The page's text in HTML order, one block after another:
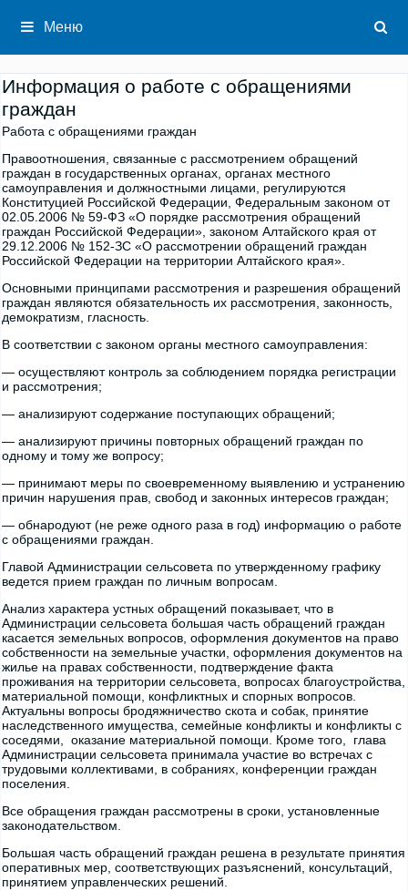
содержимому
Меню
Информация о работе с обращениями
граждан
Работа с обращениями граждан
Правоотношения, связанные с рассмотрением обращений
граждан в государственных органах, органах местного
самоуправления и должностными лицами, регулируются
Конституцией Российской Федерации, Федеральным законом от
02.05.2006 № 59-ФЗ «О порядке рассмотрения обращений
граждан Российской Федерации», законом Алтайского края от
29.12.2006 № 152-ЗС «О рассмотрении обращений граждан
Российской Федерации на территории Алтайского края».
Основными принципами рассмотрения и разрешения обращений
граждан являются обязательность их рассмотрения, законность,
демократизм, гласность.
В соответствии с законом органы местного самоуправления:
— осуществляют контроль за соблюдением порядка регистрации
и рассмотрения;
— анализируют содержание поступающих обращений;
— анализируют причины повторных обращений граждан по
одному и тому же вопросу;
— принимают меры по своевременному выявлению и устранению
причин нарушения прав, свобод и законных интересов граждан;
— обнародуют (не реже одного раза в год) информацию о работе
с обращениями граждан.
Главой Администрации сельсовета по утвержденному графику
ведется прием граждан по личным вопросам.
Анализ характера устных обращений показывает, что в
Администрации сельсовета большая часть обращений граждан
касается земельных вопросов, оформления документов на право
собственности на земельные участки, оформления документов на
жилье на правах собственности, подтверждение факта
проживания на территории сельсовета, вопросах благоустройства,
материальной помощи, конфликтных и спорных вопросов.
Актуальны вопросы бродяжничество скота и собак, принятие
наследственного имущества, семейные конфликты и конфликты с
соседями, оказание материальной помощи. Кроме того, глава
Администрации сельсовета принимала участие во встречах с
трудовыми коллективами, в собраниях, конференции граждан
поселения.
Все обращения граждан рассмотрены в сроки, установленные
законодательством.
Большая часть обращений граждан решена в результате принятия
оперативных мер, соответствующих разъяснений, консультаций,
принятием управленческих решений.